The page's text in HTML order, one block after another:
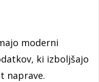
moderni
ki izboljšajo
naprave.